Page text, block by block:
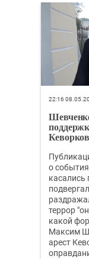
22:16
о
террор
какой
Максим
арест